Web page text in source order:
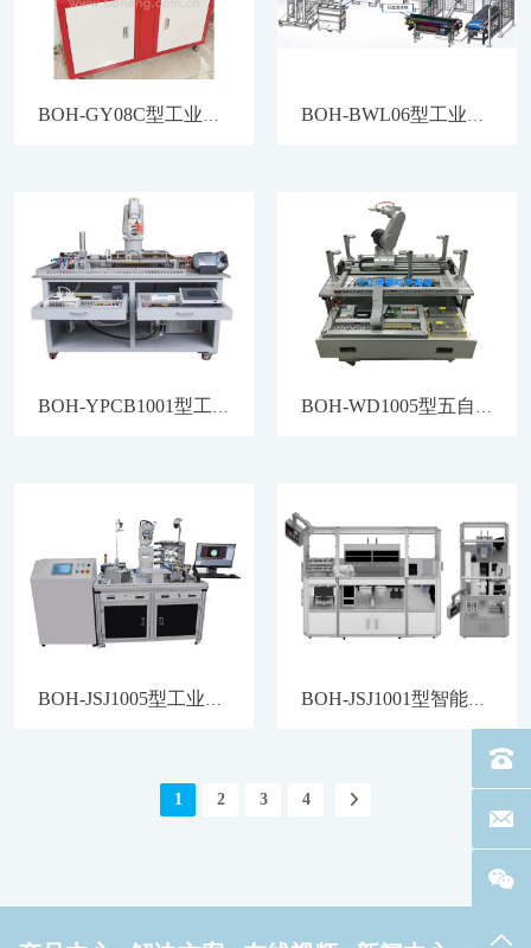
BOH-GY08C型工业机器人机械拆装实训工作站.copy BOH-BWL06型工业机器人工程考核实训系统
BOH-YPCB1001型工业机器人PCB异形插件工作站 BOH-WD1005型五自由度机器人实训平台
1 2 3 4
电话
联系
返回